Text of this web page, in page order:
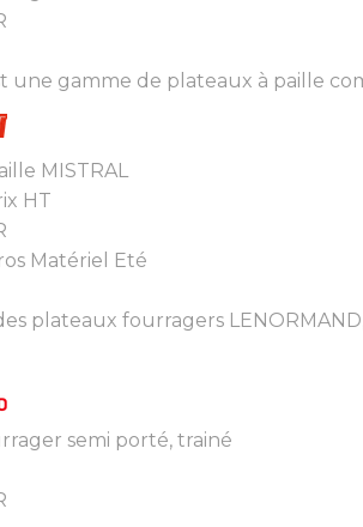
une gamme de plateaux à paille
MISTRAL
HT
Matériel Eté
plateaux fourragers
semi porté, trainé